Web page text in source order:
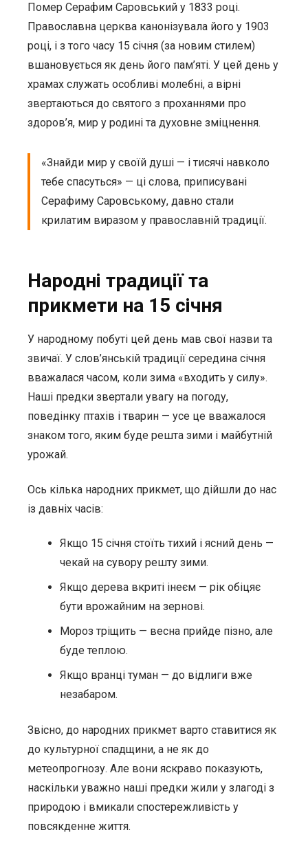
Помер Серафим Саровський у 1833 році.
Православна церква канонізувала його у 1903
році, і з того часу 15 січня (за новим стилем)
вшановується як день його пам’яті. У цей день у
храмах служать особливі молебні, а вірні
звертаються до святого з проханнями про
здоров’я, мир у родині та духовне зміцнення.
«Знайди мир у своїй душі — і тисячі навколо
тебе спасуться» — ці слова, приписувані
Серафиму Саровському, давно стали
крилатим виразом у православній традиції.
Народні традиції та
прикмети на 15 січня
У народному побуті цей день мав свої назви та
звичаї. У слов’янській традиції середина січня
вважалася часом, коли зима «входить у силу».
Наші предки звертали увагу на погоду,
поведінку птахів і тварин — усе це вважалося
знаком того, яким буде решта зими і майбутній
урожай.
Ось кілька народних прикмет, що дійшли до нас
із давніх часів:
Якщо 15 січня стоїть тихий і ясний день —
чекай на сувору решту зими.
Якщо дерева вкриті інеєм — рік обіцяє
бути врожайним на зернові.
Мороз тріщить — весна прийде пізно, але
буде теплою.
Якщо вранці туман — до відлиги вже
незабаром.
Звісно, до народних прикмет варто ставитися як
до культурної спадщини, а не як до
метеопрогнозу. Але вони яскраво показують,
наскільки уважно наші предки жили у злагоді з
природою і вмикали спостережливість у
повсякденне життя.